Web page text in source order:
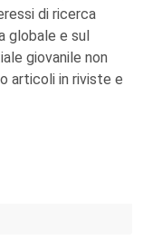
di ricerca
globale e sul
giovanile non
articoli in riviste e